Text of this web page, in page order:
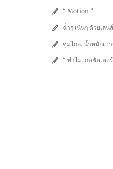
“ Motion ”
ฉ่ำๆ เน้นๆ ด้วยเล
ซูมไกล..น้ำหนักเบ
“ ทำไม..กดชัตเตอ